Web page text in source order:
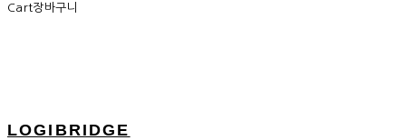
Cart장바구니
LOGIBRIDGE